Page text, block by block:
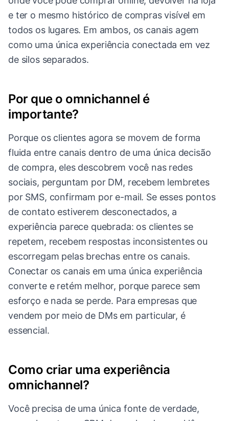
e ter o mesmo histórico de compras visível em
todos os lugares. Em ambos, os canais agem
como uma única experiência conectada em vez
de silos separados.
Por que o omnichannel é
importante?
Porque os clientes agora se movem de forma
fluida entre canais dentro de uma única decisão
de compra, eles descobrem você nas redes
sociais, perguntam por DM, recebem lembretes
por SMS, confirmam por e-mail. Se esses pontos
de contato estiverem desconectados, a
experiência parece quebrada: os clientes se
repetem, recebem respostas inconsistentes ou
escorregam pelas brechas entre os canais.
Conectar os canais em uma única experiência
converte e retém melhor, porque parece sem
esforço e nada se perde. Para empresas que
vendem por meio de DMs em particular, é
essencial.
Como criar uma experiência
omnichannel?
Você precisa de uma única fonte de verdade,